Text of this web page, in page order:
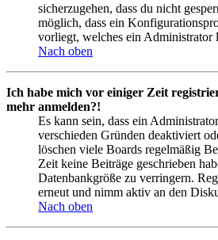
sicherzugehen, dass du nicht
möglich, dass ein
vorliegt, welches ein Administrator
Nach oben
Ich habe mich vor einiger Zeit
mehr anmelden?!
Es kann sein, dass ein
verschieden Gründen deaktiviert
löschen viele Boards regelmäßig
Zeit keine Beiträge geschrieben
Datenbankgröße zu verringern.
erneut und nimm aktiv an den
Nach oben